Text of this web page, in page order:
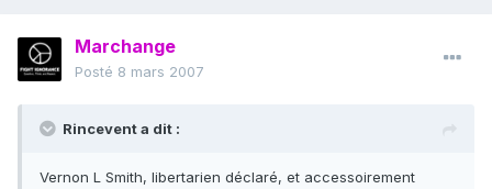
Marchange
Posté 8 mars 2007
Rincevent a dit :
Vernon L Smith, libertarien déclaré, et accessoirement